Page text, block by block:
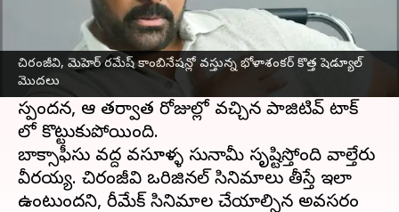
చిరంజీవి, మెహెర్ రమేష్ కాంబినేషన్లో వస్తున్న భోళాశంకర్ కొత్త షెడ్యూల్
మొదలు
ఈ వార్తాకథనం ఏంటి
మెగాస్టార్ చిరంజీవి నుండి సంక్రాంతి కానుకగా వచ్చిన
వాల్తేరు వీరయ్యచిత్రం ప్రేక్షకుల పాజిటివ్ స్పందనతో
దూసుకుపోతుంది. మొదటిరోజు వచ్చిన మిశ్రమ
స్పందన, ఆ తర్వాత రోజుల్లో వచ్చిన పాజిటివ్ టాక్
లో కొట్టుకుపోయింది.
బాక్సాఫీసు వద్ద వసూళ్ళ సునామీ సృష్టిస్తోంది వాల్తేరు
వీరయ్య. చిరంజీవి ఒరిజినల్ సినిమాలు తీస్తే ఇలా
ఉంటుందని, రీమేక్ సినిమాల చేయాల్సిన అవసరం